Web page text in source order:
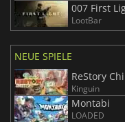
007 First
LootBar
NEUE SPIELE
ReStory
Kinguin
Montabi
LOADED